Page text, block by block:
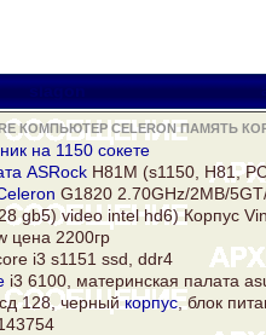
slagon
КОМПЬЮТЕР CELERON ПАМЯТЬ
на 1150 сокете
ASRock H81M (s1150, H81,
G1820 2.70GHz/2MB/
gb5) video intel hd6) Корпус
цена 2200гр
i3 s1151 ssd, ddr4
i3 6100, материнская палата
128, черныйкорпус, блок